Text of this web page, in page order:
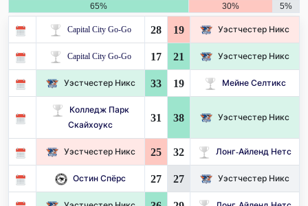
65% 30% 5%
Capital City Go-Go 28 19 Уэстчестер Никс
Capital City Go-Go 17 21 Уэстчестер Никс
Уэстчестер Никс 33 19 Мейне Селтикс
Колледж Парк
Скайхоукс
31 38 Уэстчестер Никс
Уэстчестер Никс 25 32 Лонг-Айленд Нетс
Остин Спёрс 27 27 Уэстчестер Никс